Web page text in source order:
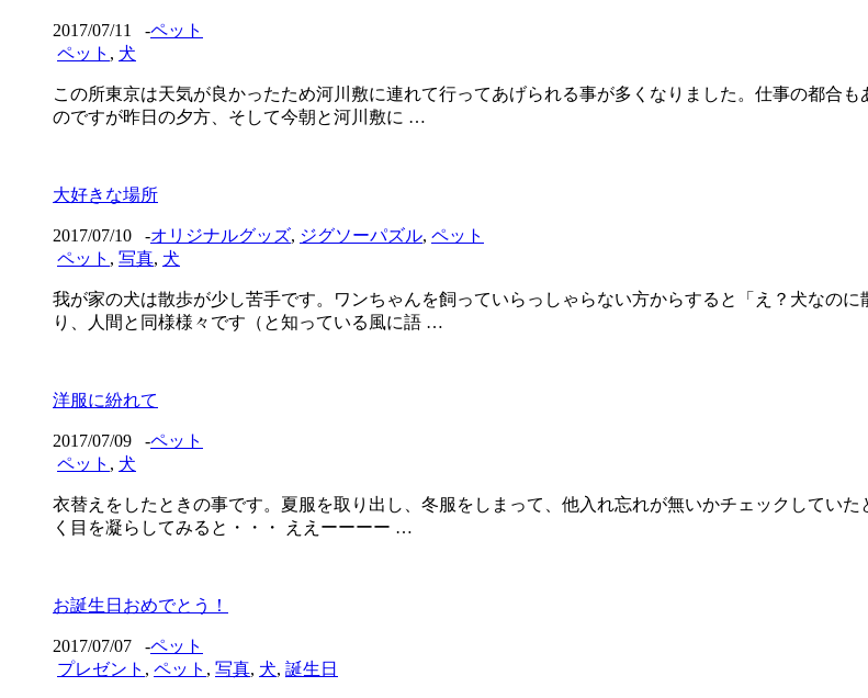
2017/07/11 -ペット
ペット , 犬
この所東京は天気が良かったため河川敷に連れて行ってあげられる事が多くなりました。仕事の都合
のですが昨日の夕方、そして今朝と河川敷に …
大好きな場所
2017/07/10 -オリジナルグッズ, ジグソーパズル, ペット
ペット , 写真, 犬
我が家の犬は散歩が少し苦手です。ワンちゃんを飼っていらっしゃらない方からすると「え？犬なの
り、人間と同様様々です（と知っている風に語 …
洋服に紛れて
2017/07/09 -ペット
ペット , 犬
衣替えをしたときの事です。夏服を取り出し、冬服をしまって、他入れ忘れが無いかチェックしてい
く目を凝らしてみると・・・ ええーーーー …
お誕生日おめでとう！
2017/07/07 -ペット
プレゼント , ペット , 写真, 犬, 誕生日